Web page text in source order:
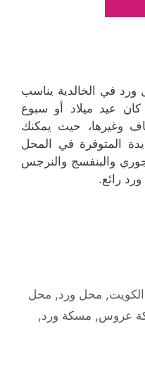
في الخالدية يناسب
عيد ميلاد أو سبوع
وغيرها، حيث يمكنك
المتوفرة في المحل
والبنفسج والنرجس
رائع.
, محل ورد, محل
عروس, مسكة ورد,